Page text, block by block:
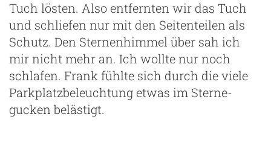
Tuch lösten. Also entfernten wir das Tuch
und schliefen nur mit den Seitenteilen als
Schutz. Den Sternenhimmel über sah ich
mir nicht mehr an. Ich wollte nur noch
schlafen. Frank fühlte sich durch die viele
Parkplatzbeleuchtung etwas im Sterne-
gucken belästigt.